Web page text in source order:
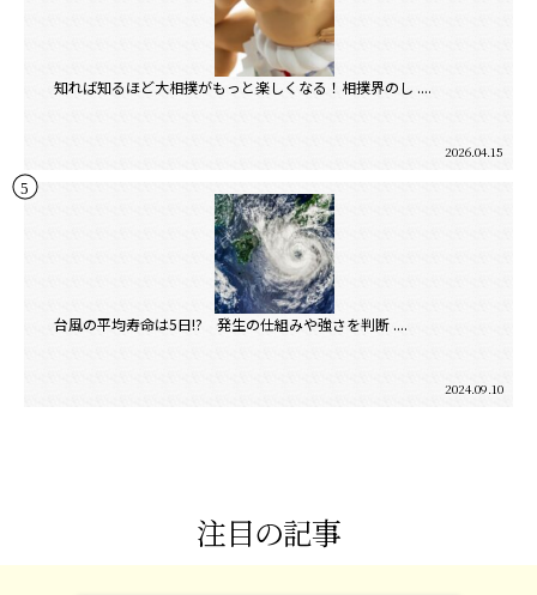
知れば知るほど大相撲がもっと楽しくなる！相撲界のし ....
2026.04.15
台風の平均寿命は5日!? 発生の仕組みや強さを判断 ....
2024.09.10
注目の記事